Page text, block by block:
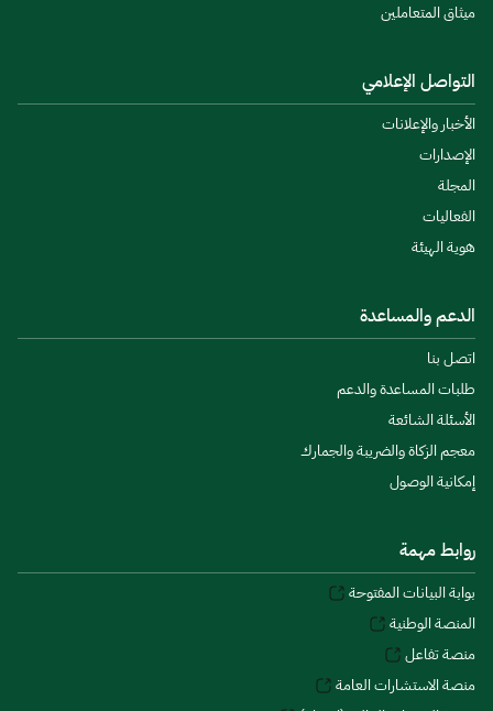
ميثاق المتعاملين
التواصل الإعلامي
الأخبار والإعلانات
الإصدارات
المجلة
الفعاليات
هوية الهيئة
الدعم والمساعدة
اتصل بنا
طلبات المساعدة والدعم
الأسئلة الشائعة
معجم الزكاة والضريبة والجمارك
إمكانية الوصول
روابط مهمة
بوابة البيانات المفتوحة
المنصة الوطنية
منصة تفاعل
منصة الاستشارات العامة